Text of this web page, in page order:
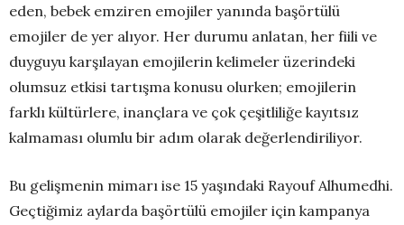
eden, bebek emziren emojiler yanında başörtülü
emojiler de yer alıyor. Her durumu anlatan, her fiili ve
duyguyu karşılayan emojilerin kelimeler üzerindeki
olumsuz etkisi tartışma konusu olurken; emojilerin
farklı kültürlere, inançlara ve çok çeşitliliğe kayıtsız
kalmaması olumlu bir adım olarak değerlendiriliyor.
Bu gelişmenin mimarı ise 15 yaşındaki Rayouf Alhumedhi.
Geçtiğimiz aylarda başörtülü emojiler için kampanya